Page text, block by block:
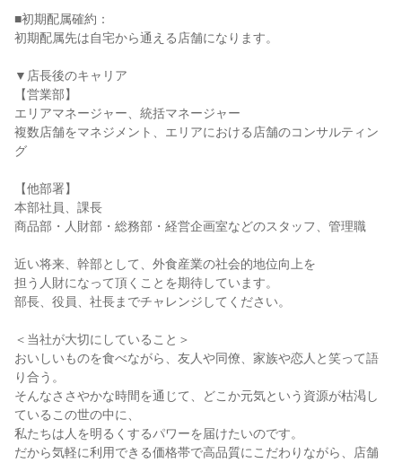
■初期配属確約：
初期配属先は自宅から通える店舗になります。
▼店長後のキャリア
【営業部】
エリアマネージャー、統括マネージャー
複数店舗をマネジメント、エリアにおける店舗のコンサルティン
グ
【他部署】
本部社員、課長
商品部・人財部・総務部・経営企画室などのスタッフ、管理職
近い将来、幹部として、外食産業の社会的地位向上を
担う人財になって頂くことを期待しています。
部長、役員、社長までチャレンジしてください。
＜当社が大切にしていること＞
おいしいものを食べながら、友人や同僚、家族や恋人と笑って語
り合う。
そんなささやかな時間を通じて、どこか元気という資源が枯渇し
ているこの世の中に、
私たちは人を明るくするパワーを届けたいのです。
だから気軽に利用できる価格帯で高品質にこだわりながら、店舗